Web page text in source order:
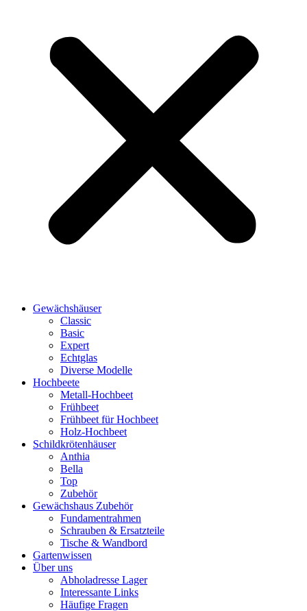
Gewächshäuser
Classic
Basic
Expert
Echtglas
Diverse Modelle
Hochbeete
Metall-Hochbeet
Frühbeet
Frühbeet für Hochbeet
Holz-Hochbeet
Schildkrötenhäuser
Anthia
Bella
Top
Zubehör
Gewächshaus Zubehör
Fundamentrahmen
Schrauben & Ersatzteile
Tische & Wandbord
Gartenwissen
Über uns
Abholadresse Lager
Interessante Links
Häufige Fragen